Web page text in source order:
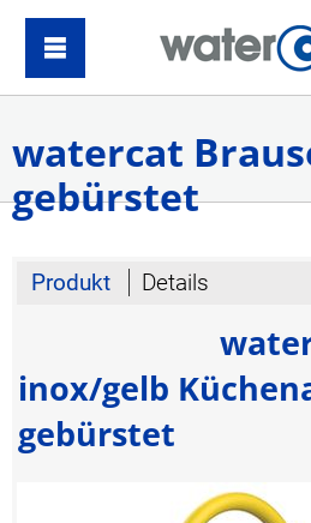
watercat
gebürstet
Produkt Details
inox/gelb
gebürstet